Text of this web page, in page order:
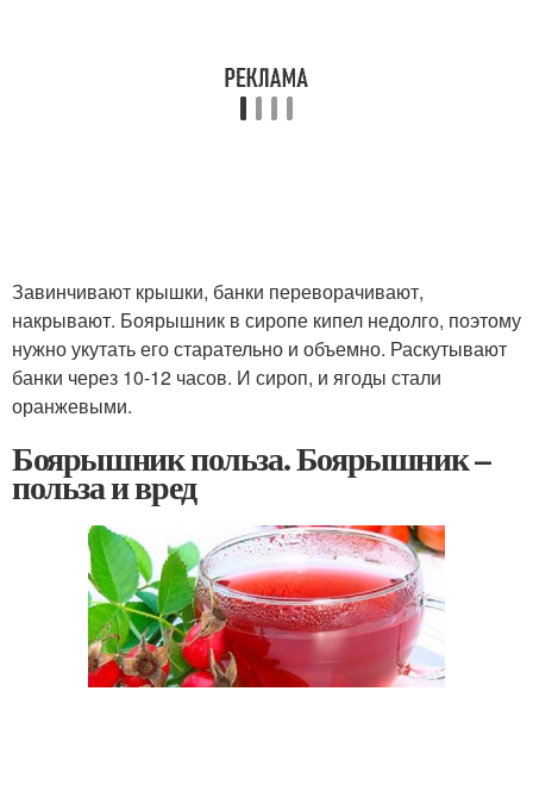
Завинчивают крышки, банки переворачивают,
накрывают. Боярышник в сиропе кипел недолго, поэтому
нужно укутать его старательно и объемно. Раскутывают
банки через 10-12 часов. И сироп, и ягоды стали
оранжевыми.
Боярышник польза. Боярышник –
польза и вред